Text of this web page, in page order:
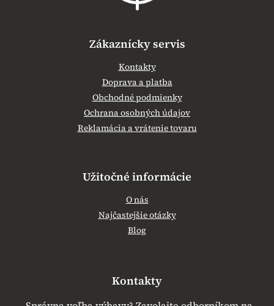
Zákaznícky servis
Kontakty
Doprava a platba
Obchodné podmienky
Ochrana osobných údajov
Reklamácia a vrátenie tovaru
Užitočné informácie
O nás
Najčastejšie otázky
Blog
Kontakty